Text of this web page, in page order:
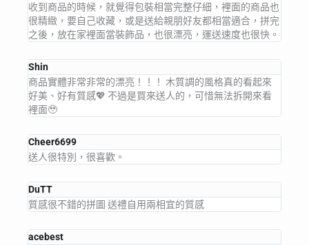
收到商品的時候，就覺得包裝相當完整仔細，裡面的商品也
很精緻，要自己收藏，或是送給親朋好友都相當適合，拼完
之後，放在家裡面當裝飾品，也很漂亮，運送速度也很快。
Shin
商品實體非常非常的漂亮！！！ 木質調的風格真的看起來
好美、好有質感💖 不過是買來送人的，可惜無法拆開來看
裡面🥹
Cheer6699
送人很特別，很喜歡。
DuTT
質感很不錯的拼圖 送禮自用兩相宜的質感
acebest